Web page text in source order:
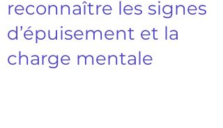
reconnaître les signes
d’épuisement et la
charge mentale